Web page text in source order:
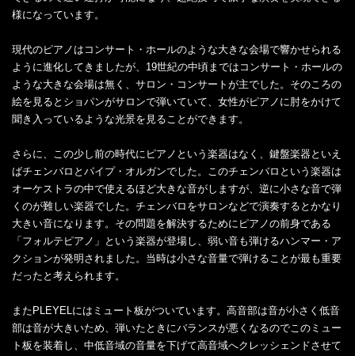
様になっています。
現代のピアノはコンサート・ホールのような大きな会場で響かせられる
ように進化してきましたが、19世紀の中頃まではコンサート・ホールの
ような大きな会場は無く、サロン・コンサートが主でした。そのころの
絵を見るとショパンがサロンで弾いていて、女性がピアノに肘をかけて
聞き入っているような光景を見ることができます。
さらに、この少し前の時代にピアノという楽器はなく、鍵盤楽器といえ
ばチェンバロとパイプ・オルガンでした。このチェンバロという楽器は
オーケストラの中で使えるほど大きな音がしますが、逆に小さな音で弾
くのが難しい楽器でした。チェンバロをサロンなどで演奏するとかなり
大きい音になります。その問題を解決するためにピアノの前身である
「フォルテピアノ」という楽器が登場し、弱い音も弾けるハンマー・ア
クションが発明されました。当時は小さな音量で弾けることが最も重要
だったと考えられます。
またPLEYELにはミュート板がついています。高音部は音が小さく低音
部は音が大きいため、弾いたときにバランスが悪くなるのでこのミュー
ト板を装着し、中低音域の音量を下げて高音域へクレッシェンドさせて